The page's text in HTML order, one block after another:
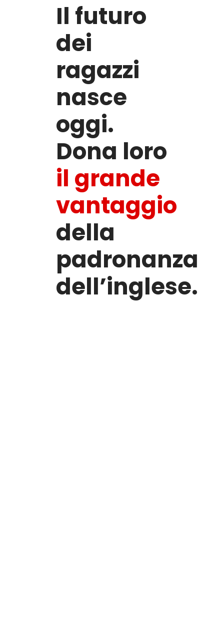
Il futuro
dei
ragazzi
nasce
oggi.
Dona loro
il grande
vantaggio
della
padronanza
dell’inglese.